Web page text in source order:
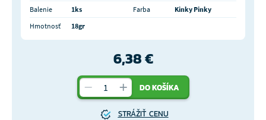
Balenie 1ks Farba
Kinky Pinky
Hmotnosť
18gr
6,38 €
DO KOŠÍKA
STRÁŽIŤ CENU